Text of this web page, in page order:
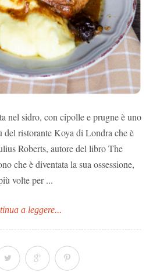
nel sidro, con cipolle e prugne è uno
del ristorante Koya di Londra che è
Roberts, autore del libro The
che è diventata la sua ossessione,
volte per ...
a leggere...